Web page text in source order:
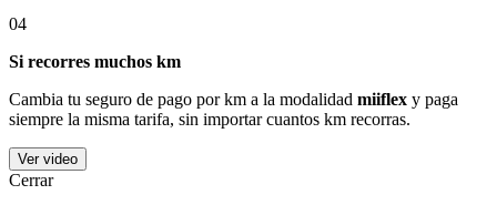
04
Si recorres muchos km
Cambia tu seguro de pago por km a la modalidad miiflex y paga
siempre la misma tarifa, sin importar cuantos km recorras.
Ver video
Cerrar